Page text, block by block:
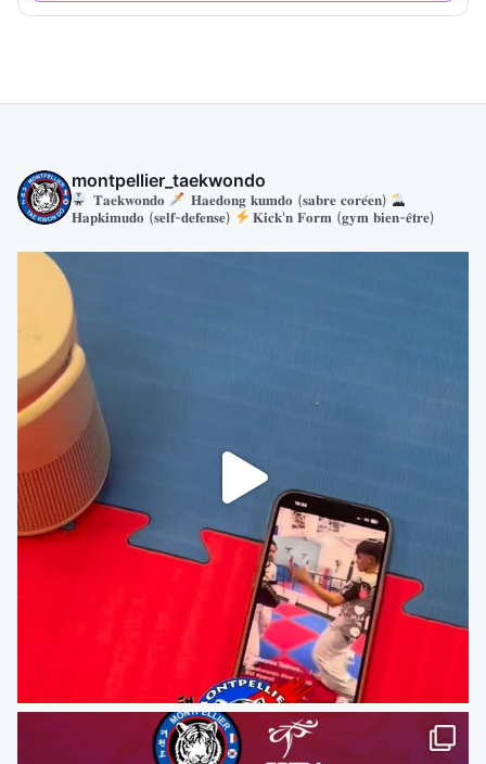
montpellier_taekwondo
𝐓𝐚𝐞𝐤𝐰𝐨𝐧𝐝𝐨
𝐇𝐚𝐞𝐝𝐨𝐧𝐠 𝐤𝐮𝐦𝐝𝐨 (𝐬𝐚𝐛𝐫𝐞 𝐜𝐨𝐫𝐞́𝐞𝐧)
𝐇𝐚𝐩𝐤𝐢𝐦𝐮𝐝𝐨 (𝐬𝐞𝐥𝐟-𝐝𝐞𝐟𝐞𝐧𝐬𝐞)
𝐊𝐢𝐜𝐤'𝐧 𝐅𝐨𝐫𝐦 (𝐠𝐲𝐦 𝐛𝐢𝐞𝐧-𝐞̂𝐭𝐫𝐞)